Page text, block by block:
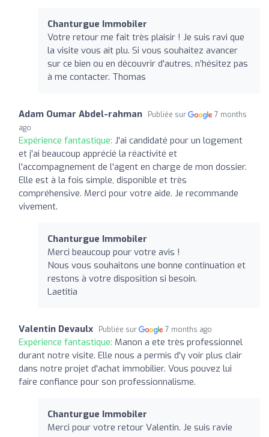
Chanturgue Immobiler
Votre retour me fait très plaisir ! Je suis ravi que
la visite vous ait plu. Si vous souhaitez avancer
sur ce bien ou en découvrir d'autres, n’hésitez pas
à me contacter. Thomas
Adam Oumar Abdel-rahman Publiée sur
7 months
ago
Expérience fantastique: J'ai candidaté pour un logement
et j'ai beaucoup apprécié la réactivité et
l'accompagnement de l'agent en charge de mon dossier.
Elle est à la fois simple, disponible et très
compréhensive. Merci pour votre aide. Je recommande
vivement.
Chanturgue Immobiler
Merci beaucoup pour votre avis !
Nous vous souhaitons une bonne continuation et
restons à votre disposition si besoin.
Laetitia
Valentin Devaulx Publiée sur 7 months ago
Expérience fantastique: Manon a ete très professionnel
durant notre visite. Elle nous a permis d'y voir plus clair
dans notre projet d'achat immobilier. Vous pouvez lui
faire confiance pour son professionnalisme.
Chanturgue Immobiler
Merci pour votre retour Valentin. Je suis ravie